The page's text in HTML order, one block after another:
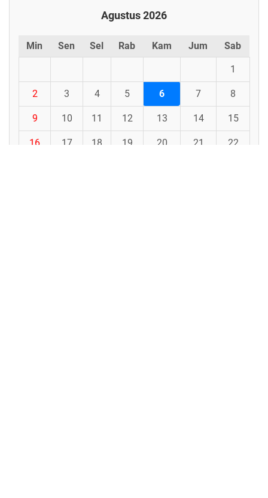
Agustus 2026
Min Sen Sel Rab Kam Jum Sab
1
2 3 4 5 6 7 8
9 10 11 12 13 14 15
16 17 18 19 20 21 22